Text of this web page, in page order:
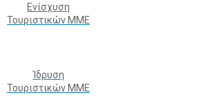
Ενίσχυση
Τουριστικών ΜΜΕ
Ίδρυση
Τουριστικών ΜΜΕ